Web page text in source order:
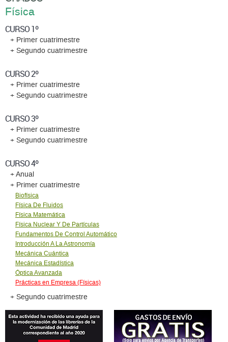
Física
CURSO 1º
+ Primer cuatrimestre
+ Segundo cuatrimestre
CURSO 2º
+ Primer cuatrimestre
+ Segundo cuatrimestre
CURSO 3º
+ Primer cuatrimestre
+ Segundo cuatrimestre
CURSO 4º
+ Anual
+ Primer cuatrimestre
Biofísica
Física De Fluidos
Física Matemática
Física Nuclear Y De Partículas
Fundamentos De Control Automático
Introducción A La Astronomía
Mecánica Cuántica
Mecánica Estadística
Óptica Avanzada
Prácticas en Empresa (Físicas)
+ Segundo cuatrimestre